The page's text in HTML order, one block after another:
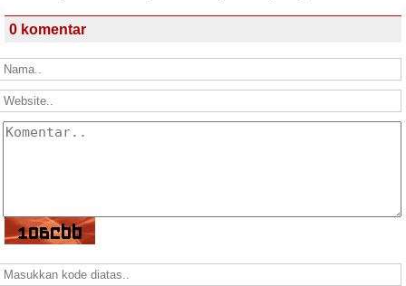
0 komentar